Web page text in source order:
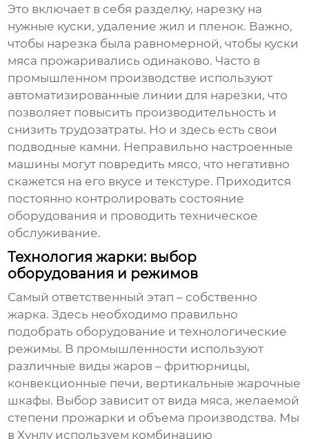
Это включает в себя разделку, нарезку на
нужные куски, удаление жил и пленок. Важно,
чтобы нарезка была равномерной, чтобы куски
мяса прожаривались одинаково. Часто в
промышленном производстве используют
автоматизированные линии для нарезки, что
позволяет повысить производительность и
снизить трудозатраты. Но и здесь есть свои
подводные камни. Неправильно настроенные
машины могут повредить мясо, что негативно
скажется на его вкусе и текстуре. Приходится
постоянно контролировать состояние
оборудования и проводить техническое
обслуживание.
Технология жарки: выбор
оборудования и режимов
Самый ответственный этап – собственно
жарка. Здесь необходимо правильно
подобрать оборудование и технологические
режимы. В промышленности используют
различные виды жаров – фритюрницы,
конвекционные печи, вертикальные жарочные
шкафы. Выбор зависит от вида мяса, желаемой
степени прожарки и объема производства. Мы
в Хунлу используем комбинацию